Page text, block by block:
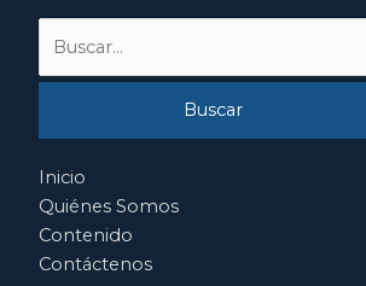
por:
Inicio
Quiénes Somos
Contenido
Contáctenos